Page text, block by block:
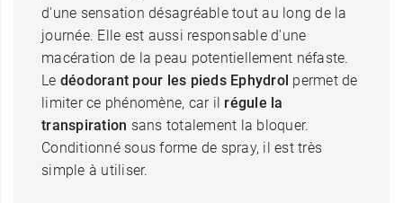
d'une sensation désagréable tout au long de la
journée. Elle est aussi responsable d'une
macération de la peau potentiellement néfaste.
Le déodorant pour les pieds Ephydrol permet de
limiter ce phénomène, car il régule la
transpiration sans totalement la bloquer.
Conditionné sous forme de spray, il est très
simple à utiliser.